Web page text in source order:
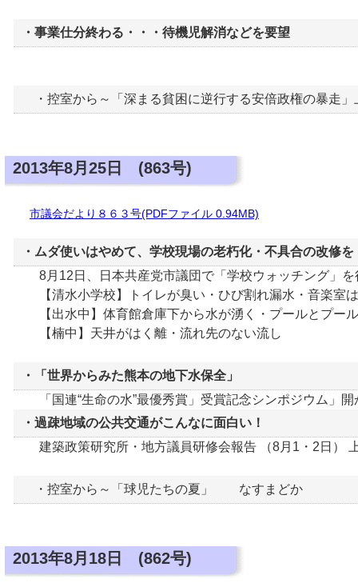
・事業仕分終わる・・・待機児解消などを要望
・控室から～「深まる貧困に逆行する安倍政権の暴走」
2013年8月25日 (863号)
市議会だより８６３号(PDFファイル 0.94MB)
・ムダ使いはやめて、学校現場の老朽化・不具合の改修を
8月12日、日本共産党市議団で「学校ウォッチング」を
【清水小学校】トイレが臭い・ひび割れ漏水・音楽室
【出水中】体育館倉庫下から水が湧く・プールとプー
【楠中】天井がはく離・流れ先のない流し
・「世界からみた熊本の地下水保全」
「国連“生命の水”最優秀賞」受賞記念シンポジウム」開
・過疎地域の公共交通がこんなに面白い！
建築政策研究所・地方議員研修会報告 （8月1・2日）
・控室から～「球児たちの夏」 なすまどか
2013年8月18日 (862号)